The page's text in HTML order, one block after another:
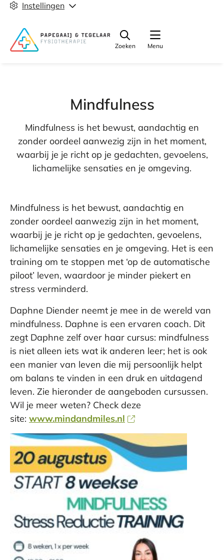
Instellingen
Menu
Zoeken
Mindfulness
Mindfulness is het bewust, aandachtig en
zonder oordeel aanwezig zijn in het moment,
waarbij je je richt op je gedachten, gevoelens,
lichamelijke sensaties en je omgeving.
Mindfulness is het bewust, aandachtig en
zonder oordeel aanwezig zijn in het moment,
waarbij je je richt op je gedachten, gevoelens,
lichamelijke sensaties en je omgeving. Het is een
training om te stoppen met ‘op de automatische
piloot’ leven, waardoor je minder piekert en
stress verminderd.
Daphne Diender neemt je mee in de wereld van
mindfulness. Daphne is een ervaren coach. Dit
zegt Daphne zelf over haar cursus: mindfulness
is niet alleen iets wat ik anderen leer; het is ook
een manier van leven die mij persoonlijk helpt
om balans te vinden in een druk en uitdagend
leven. Zie hieronder de aangeboden cursussen.
Wil je meer weten? Check deze
site: www.mindandmiles.nl